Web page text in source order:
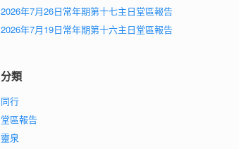
2026年7月26日常年期第十七主日堂區報告
2026年7月19日常年期第十六主日堂區報告
分類
同行
堂區報告
靈泉